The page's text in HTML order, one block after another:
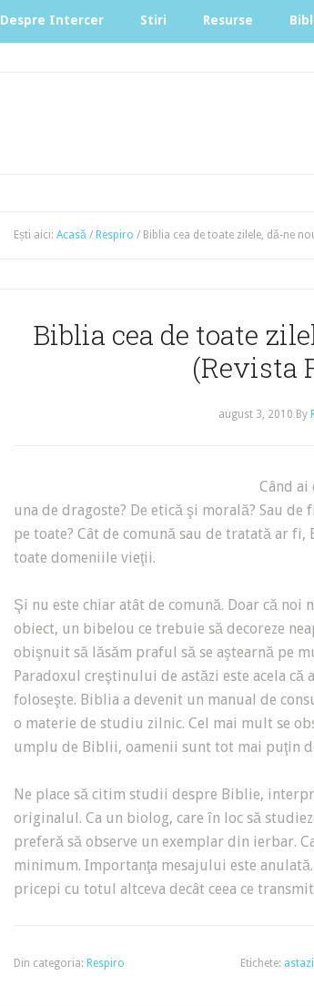
Despre Intercer Stiri Resurse
Ești aici: Acasă / Respiro / Biblia cea de toate zilele, dă-ne
Biblia cea de toate
(Revista
august 3, 2010 By
Când
una de dragoste? De etică şi morală? Sau
pe toate? Cât de comună sau de tratată ar
toate domeniile vieţii.
Şi nu este chiar atât de comună. Doar că noi
obiect, un bibelou ce trebuie să decoreze
obişnuit să lăsăm praful să se aştearnă pe
Paradoxul creştinului de astăzi este acela
foloseşte. Biblia a devenit un manual de
o materie de studiu zilnic. Cel mai mult se
umplu de Biblii, oamenii sunt tot mai puţin
Ne place să citim studii despre Biblie,
originalul. Ca un biolog, care în loc să
preferă să observe un exemplar din ierbar.
minimum. Importanţa mesajului este
pricepi cu totul altceva decât ceea ce
Din categoria: Respiro Etichete: astazi